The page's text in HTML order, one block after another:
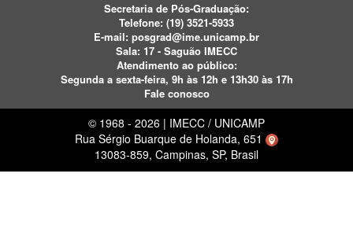
Secretaria de Pós-Graduação:
Telefone: (19) 3521-5933
E-mail: posgrad@ime.unicamp.br
Sala: 17 - Saguão IMECC
Atendimento ao público:
Segunda a sexta-feira, 9h às 12h e 13h30 às 17h
Fale conosco
© 1968 - 2026 | IMECC / UNICAMP
Rua Sérgio Buarque de Holanda, 651
13083-859, Campinas, SP, Brasil